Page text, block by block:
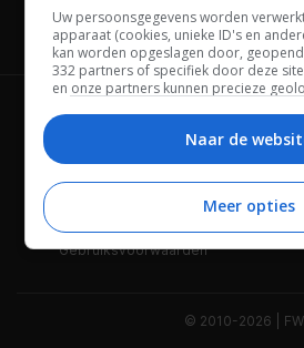
Channels
Wie is FWD
Adverteren
Gebruiksvoorwaarden
© 2010-2026 |
Uw persoonsgegevens worden
apparaat (cookies, unieke ID's en
kan worden opgeslagen door,
332 partners of specifiek door deze
en onze partners kunnen precieze
Bepaalde leveranciers kunnen uw
beheren. Zoek onderaan deze pagina
een link om uw toestemming te
privacy- en cookie-instellingen.
Naar de
Meer opties